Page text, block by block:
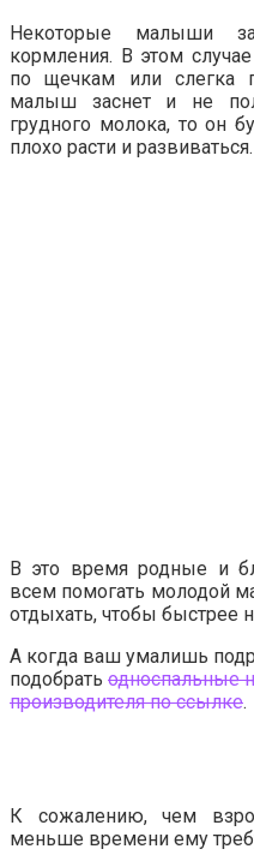
Некоторые малыши
кормления. В этом
по щечкам или слегка
малыш заснет и не
грудного молока, то он
плохо расти и развиваться.
В это время родные и
всем помогать молодой
отдыхать, чтобы быстрее
А когда ваш умалишь
подобрать односпальные
производителя по ссылке.
К сожалению, чем
меньше времени ему